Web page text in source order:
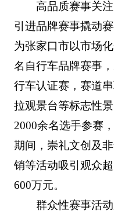
高品质赛事关
引进品牌赛事撬动
为张家口市以市场
名自行车品牌赛事
行车认证赛，赛道
拉观景台等标志性
2000余名选手参赛
期间，崇礼文创及
销等活动吸引观众
600万元。
群众性赛事活